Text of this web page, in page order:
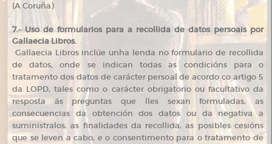
(A Coruña)
7.- Uso de formularios para a recollida de datos persoais por
Gallaecia Libros.
Gallaecia Libros inclúe unha lenda no formulario de recollida
de datos, onde se indican todas as condicións para o
tratamento dos datos de carácter persoal de acordo co artigo 5
da LOPD, tales como o carácter obrigatorio ou facultativo da
resposta ás preguntas que lles sexan formuladas, as
consecuencias da obtención dos datos ou da negativa a
suministralos, as finalidades da recollida, as posibles cesións
que se leven a cabo, e o consentimento para o tratamento de